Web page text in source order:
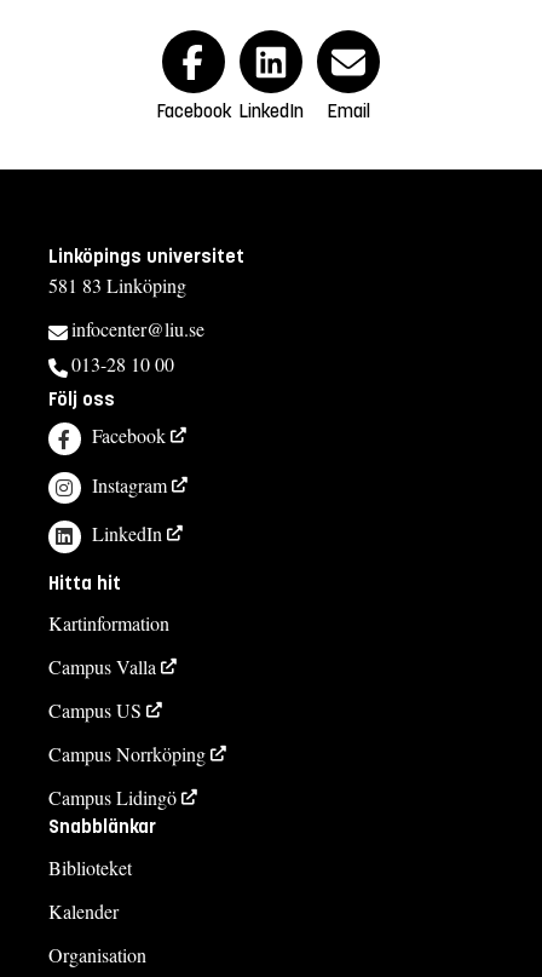
Facebook LinkedIn Email
Linköpings universitet
581 83 Linköping
infocenter@liu.se
013-28 10 00
Följ oss
Facebook
Instagram
LinkedIn
Hitta hit
Kartinformation
Campus Valla
Campus US
Campus Norrköping
Campus Lidingö
Snabblänkar
Biblioteket
Kalender
Organisation